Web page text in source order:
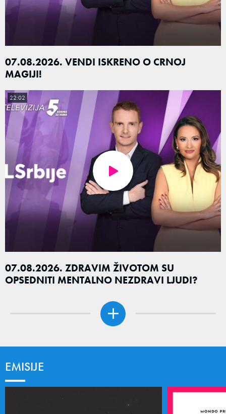
07.08.2026. VENDI ISKRENO O CRNOJ
MAGIJI!
07.08.2026. ZDRAVIM ŽIVOTOM SU
OPSEDNITI MENTALNO NEZDRAVI LJUDI?
22:02
EMISIJE